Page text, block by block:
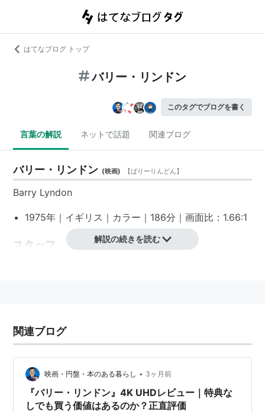
はてなブログ トップ
バリー・リンドン
このタグでブログを書く
言葉の解説 ネットで話題 関連ブログ
バリー・リンドン (映画) 【ばりーりんどん】
Barry Lyndon
1975年 ｜イギリス｜カラー｜186分｜画面比：1.66:1
スタッフ
脚本：スタンリー・キューブリック
美術：ケン・アダム
編集：
トニー・ローソン
衣装：ウルラ＝ブリット・ショダールンド
解説の続きを読む
関連ブログ
映画・円盤・本のある暮らし • 3ヶ月前
『バリー・リンドン』4K UHDレビュー｜特典な
しでも買う価値はあるのか？正直評価